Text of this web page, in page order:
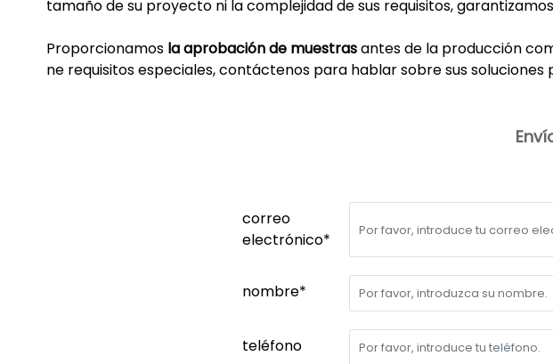
tamaño de su proyecto ni la complejidad de sus requisitos,
Proporcionamos la aprobación de muestrasantes de la producción
ne requisitos especiales, contáctenos para hablar sobre sus soluciones
correo
electrónico*
nombre*
teléfono